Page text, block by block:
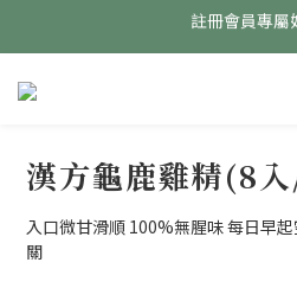
免費領取『均衡養生
免費領取『均衡養生
註冊會員專屬
漢方龜鹿雞精(8
入口微甘滑順 100%無腥味 每日早
關